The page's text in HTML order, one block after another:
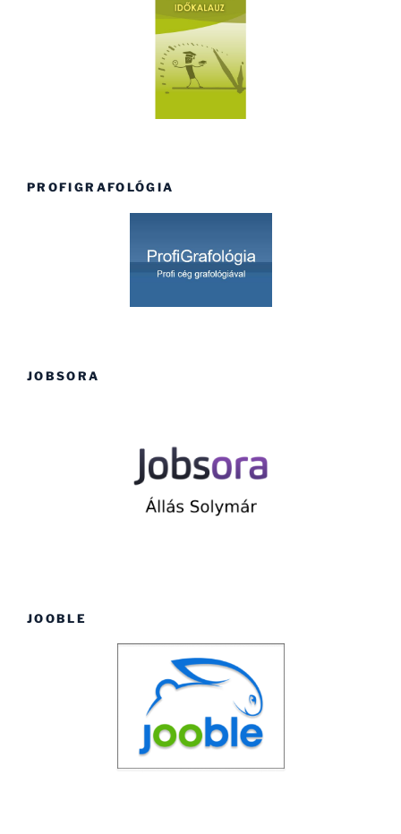
PROFIGRAFOLÓGIA
JOBSORA
JOOBLE